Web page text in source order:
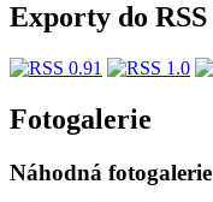
Exporty do RSS
Fotogalerie
Náhodná fotogalerie